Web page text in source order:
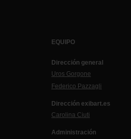
EQUIPO
Dirección general
Uros Gorgone
Federico Pazzagli
Dirección exibart.es
Carolina Ciuti
Administración